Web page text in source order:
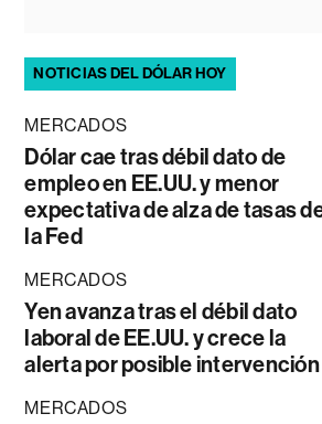
NOTICIAS DEL DÓLAR HOY
MERCADOS
Dólar cae tras débil dato de
empleo en EE.UU. y menor
expectativa de alza de tasas
la Fed
MERCADOS
Yen avanza tras el débil dato
laboral de EE.UU. y crece la
alerta por posible intervención
MERCADOS